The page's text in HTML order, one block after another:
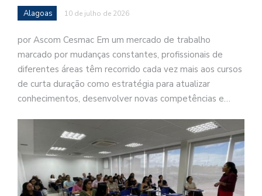
Alagoas 10 de julho de 2026
por Ascom Cesmac Em um mercado de trabalho
marcado por mudanças constantes, profissionais de
diferentes áreas têm recorrido cada vez mais aos cursos
de curta duração como estratégia para atualizar
conhecimentos, desenvolver novas competências e…